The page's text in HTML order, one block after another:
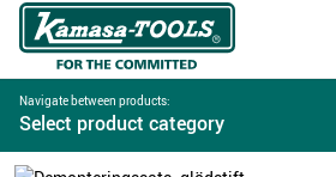
Navigate between products:
Select product category